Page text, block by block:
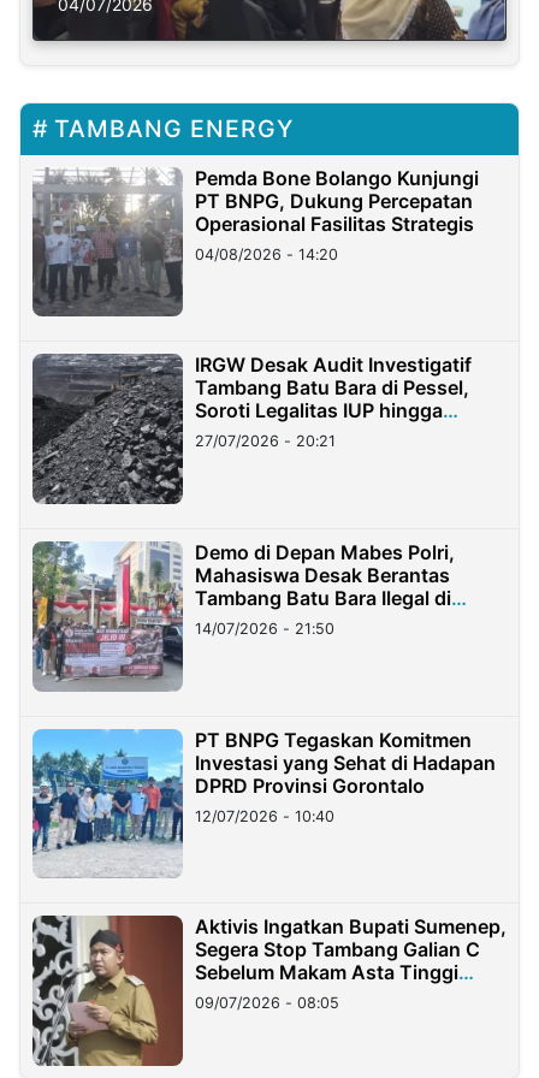
TAMBANG ENERGY
Pemda Bone Bolango Kunjungi
PT BNPG, Dukung Percepatan
Operasional Fasilitas Strategis
04/08/2026 - 14:20
IRGW Desak Audit Investigatif
Tambang Batu Bara di Pessel,
Soroti Legalitas IUP hingga
Stockpile
27/07/2026 - 20:21
Demo di Depan Mabes Polri,
Mahasiswa Desak Berantas
Tambang Batu Bara Ilegal di
Lampung
14/07/2026 - 21:50
PT BNPG Tegaskan Komitmen
Investasi yang Sehat di Hadapan
DPRD Provinsi Gorontalo
12/07/2026 - 10:40
Aktivis Ingatkan Bupati Sumenep,
Segera Stop Tambang Galian C
Sebelum Makam Asta Tinggi
Longsor
09/07/2026 - 08:05